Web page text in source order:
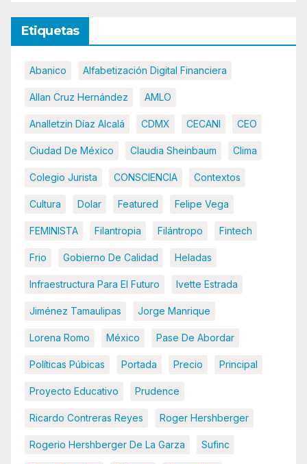
Etiquetas
Abanico Alfabetización Digital Financiera
Allan Cruz Hernández AMLO
Analletzin Díaz Alcalá CDMX CECANI CEO
Ciudad De México Claudia Sheinbaum Clima
Colegio Jurista CONSCIENCIA Contextos
Cultura Dolar Featured Felipe Vega
FEMINISTA Filantropia Filántropo Fintech
Frio Gobierno De Calidad Heladas
Infraestructura Para El Futuro Ivette Estrada
Jiménez Tamaulipas Jorge Manrique
Lorena Romo México Pase De Abordar
Políticas Púbicas Portada Precio Principal
Proyecto Educativo Prudence
Ricardo Contreras Reyes Roger Hershberger
Rogerio Hershberger De La Garza Sufinc